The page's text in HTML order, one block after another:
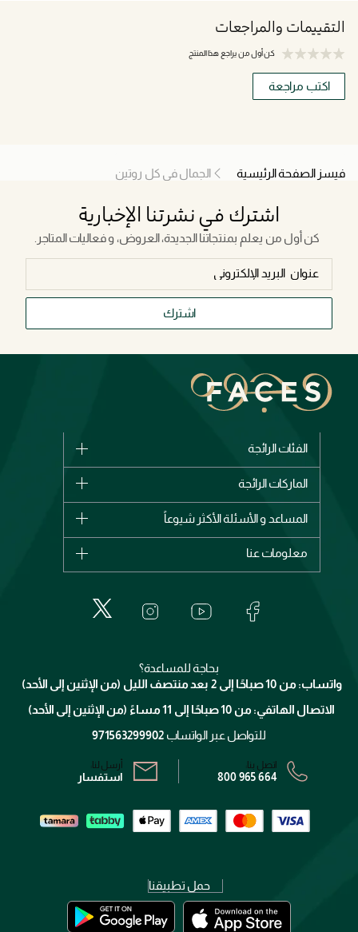
التقييمات والمراجعات
كن أول من يراجع هذا المنتج
اكتب مراجعة
فيسز الصفحة الرئيسية الجمال في كل روتين
اشترك في نشرتنا الإخبارية
كن أول من يعلم بمنتجاتنا الجديدة، العروض، و فعاليات المتاجر.
اشترك
الفئات الرائجة
الأكثر مبيعاً
اشترِ بطاقة هدية
الماركات الرائجة
بربري
إيف سان لوران
المساعد و الأسئلة الأكثر شيوعاً
الإرجاع
معلومات عنا
خدمات المعارض
برنامج الولاء ميوز
الشروط و الأحكام
سياسة الخصوصية
بحاجة للمساعدة؟
واتساب: من 10 صباحًا إلى 2 بعد منتصف الليل (من الإثنين إلى الأحد)
الاتصال الهاتفي: من 10 صباحًا إلى 11 مساءً (من الإثنين إلى الأحد)
للتواصل عبر الواتساب 971563299902
اتصل بنا:
800 965 664
أرسل لنا:
استفسار
حمل تطبيقنا